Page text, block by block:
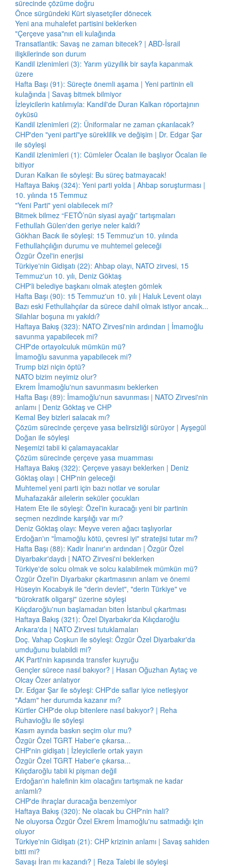
sürecinde çözüme doğru
Önce sürgündeki Kürt siyasetçiler dönecek
Yeni ana muhalefet partisini beklerken
"Çerçeve yasa"nın eli kulağında
Transatlantik: Savaş ne zaman bitecek? | ABD-İsrail
ilişkilerinde son durum
Kandil izlenimleri (3): Yarım yüzyıllık bir sayfa kapanmak
üzere
Hafta Başı (91): Süreçte önemli aşama | Yeni partinin eli
kulağında | Savaş bitmek bilmiyor
İzleyicilerin katılımıyla: Kandil'de Duran Kalkan röportajının
öyküsü
Kandil izlenimleri (2): Üniformalar ne zaman çıkarılacak?
CHP'den "yeni parti"ye süreklilik ve değişim | Dr. Edgar Şar
ile söyleşi
Kandil izlenimleri (1): Cümleler Öcalan ile başlıyor Öcalan ile
bitiyor
Duran Kalkan ile söyleşi: Bu süreç batmayacak!
Haftaya Bakış (324): Yeni parti yolda | Ahbap soruşturması |
10. yılında 15 Temmuz
"Yeni Parti" yeni olabilecek mi?
Bitmek bilmez “FETÖ’nün siyasi ayağı” tartışmaları
Fethullah Gülen'den geriye neler kaldı?
Gökhan Bacık ile söyleşi: 15 Temmuz'un 10. yılında
Fethullahçılığın durumu ve muhtemel geleceği
Özgür Özel'in enerjisi
Türkiye'nin Gidişatı (22): Ahbap olayı, NATO zirvesi, 15
Temmuz'un 10. yılı, Deniz Göktaş
CHP'li belediye başkanı olmak ateşten gömlek
Hafta Başı (90): 15 Temmuz'un 10. yılı | Haluk Levent olayı
Bazı eski Fethullahçılar da sürece dahil olmak istiyor ancak...
Silahlar boşuna mı yakıldı?
Haftaya Bakış (323): NATO Zirvesi'nin ardından | İmamoğlu
savunma yapabilecek mi?
CHP'de ortayolculuk mümkün mü?
İmamoğlu savunma yapabilecek mi?
Trump bizi niçin öptü?
NATO bizim neyimiz olur?
Ekrem İmamoğlu'nun savunmasını beklerken
Hafta Başı (89): İmamoğlu'nun savunması | NATO Zirvesi'nin
anlamı | Deniz Göktaş ve CHP
Kemal Bey bizleri salacak mı?
Çözüm sürecinde çerçeve yasa belirsizliği sürüyor | Ayşegül
Doğan ile söyleşi
Neşemizi tabii ki çalamayacaklar
Çözüm sürecinde çerçeve yasa muamması
Haftaya Bakış (322): Çerçeve yasayı beklerken | Deniz
Göktaş olayı | CHP'nin geleceği
Muhtemel yeni parti için bazı notlar ve sorular
Muhafazakâr ailelerin seküler çocukları
Hatem Ete ile söyleşi: Özel'in kuracağı yeni bir partinin
seçmen nezdinde karşılığı var mı?
Deniz Göktaş olayı: Meyve veren ağacı taşlıyorlar
Erdoğan'ın "İmamoğlu kötü, çevresi iyi" stratejisi tutar mı?
Hafta Başı (88): Kadir İnanır'ın ardından | Özgür Özel
Diyarbakır'daydı | NATO Zirvesi'ni beklerken
Türkiye'de solcu olmak ve solcu kalabilmek mümkün mü?
Özgür Özel'in Diyarbakır çıkartmasının anlam ve önemi
Hüseyin Kocabıyık ile "derin devlet", "derin Türkiye" ve
"bürokratik oligarşi" üzerine söyleşi
Kılıçdaroğlu'nun başlamadan biten İstanbul çıkartması
Haftaya Bakış (321): Özel Diyarbakır'da Kılıçdaroğlu
Ankara'da | NATO Zirvesi tutuklamaları
Doç. Vahap Coşkun ile söyleşi: Özgür Özel Diyarbakır'da
umduğunu bulabildi mi?
AK Parti'nin kapısında transfer kuyruğu
Gençler sürece nasıl bakıyor? | Hasan Oğuzhan Aytaç ve
Olcay Özer anlatıyor
Dr. Edgar Şar ile söyleşi: CHP'de saflar iyice netleşiyor
"Adam" her durumda kazanır mı?
Kürtler CHP'de olup bitenlere nasıl bakıyor? | Reha
Ruhavioğlu ile söyleşi
Kasım ayında baskın seçim olur mu?
Özgür Özel TGRT Haber'e çıkarsa...
CHP'nin gidişatı | İzleyicilerle ortak yayın
Özgür Özel TGRT Haber'e çıkarsa...
Kılıçdaroğlu tabii ki pişman değil
Erdoğan'ın halefinin kim olacağını tartışmak ne kadar
anlamlı?
CHP'de ihraçlar duracağa benzemiyor
Haftaya Bakış (320): Ne olacak bu CHP'nin hali?
Ne oluyorsa Özgür Özel Ekrem İmamoğlu'nu satmadığı için
oluyor
Türkiye'nin Gidişatı (21): CHP krizinin anlamı | Savaş sahiden
bitti mi?
Savaşı İran mı kazandı? | Reza Talebi ile söyleşi